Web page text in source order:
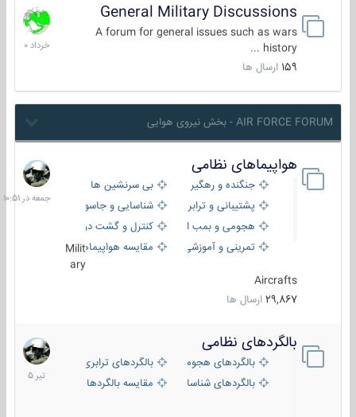
General Military Discussions
A forum for general issues such as wars
history ...
159 ارسال ها
10
خرداد
1400
AIR FORCE FORUM - بخش نیروی هوایی
هواپیماهای نظامی
جنگنده و رهگیر
بی سرنشین ها
پشتیبانی و ترابری
شناسایی و جاسوسی
هجومی و بمب افکن
کنترل و گشت دریایی
تمرینی و آموزشی
مقایسه هواپیماهاMilit
ary
Aircrafts
29,867 ارسال ها
جمعه
در
10:51
بالگردهای نظامی
بالگردهای هجومی
بالگردهای ترابری
بالگردهای شناسایی
مقایسه بالگردها
22
تیر
1405